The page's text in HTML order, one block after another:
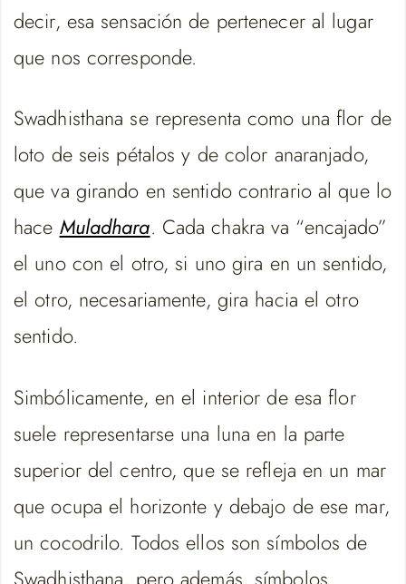
decir, esa sensación de pertenecer al lugar
que nos corresponde.
Swadhisthana se representa como una flor de
loto de seis pétalos y de color anaranjado,
que va girando en sentido contrario al que lo
hace Muladhara. Cada chakra va “encajado”
el uno con el otro, si uno gira en un sentido,
el otro, necesariamente, gira hacia el otro
sentido.
Simbólicamente, en el interior de esa flor
suele representarse una luna en la parte
superior del centro, que se refleja en un mar
que ocupa el horizonte y debajo de ese mar,
un cocodrilo. Todos ellos son símbolos de